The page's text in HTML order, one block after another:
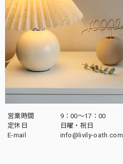
営業時間
9：00～17：00
定休日
日曜・祝日
E-mail
info@livily-oath.com